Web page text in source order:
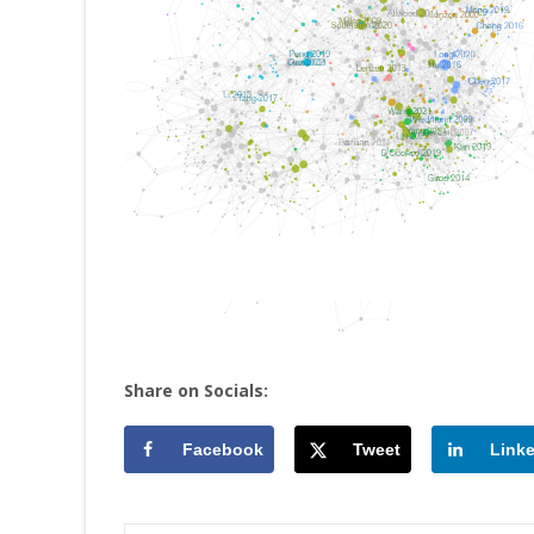
Share on Socials:
Facebook Tweet